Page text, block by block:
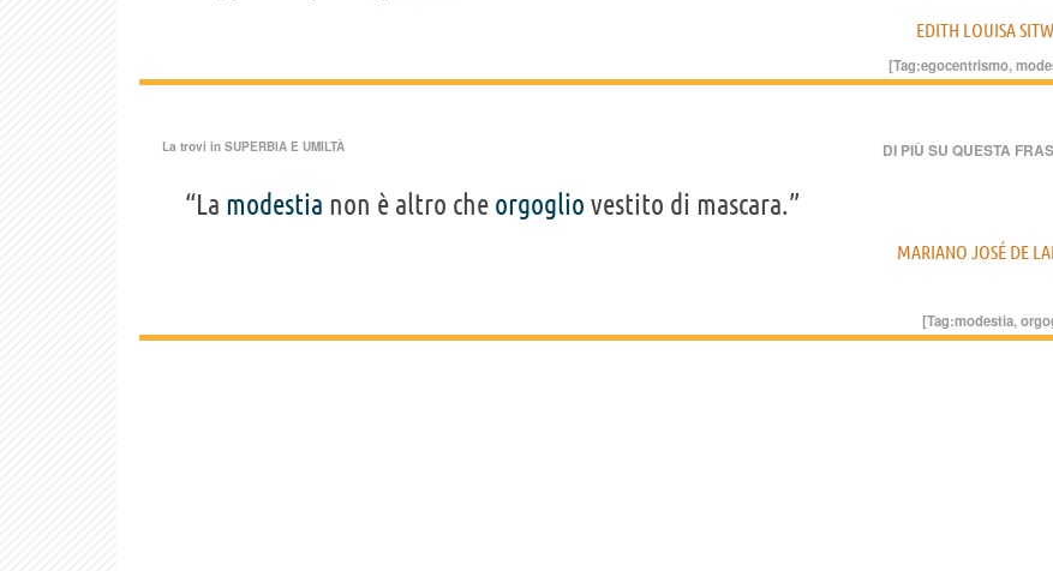
EDITH LOUISA
[Tag:egocentrismo,
La trovi in SUPERBIA E UMILTÀ DI PIÙ SU QUESTA
“La modestia non è altro che orgoglio vestito di mascara.”
MARIANO JOSÉ DE
[Tag:modestia,